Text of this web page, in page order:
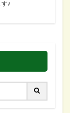
♪